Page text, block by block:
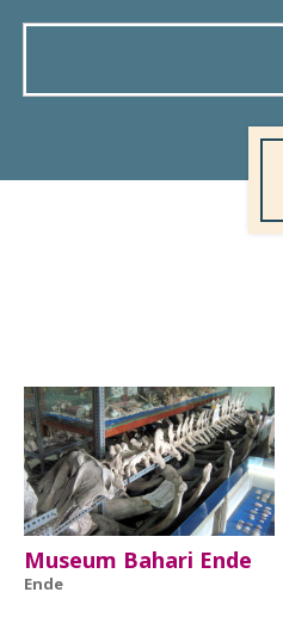
Museum Bahari Ende
Ende